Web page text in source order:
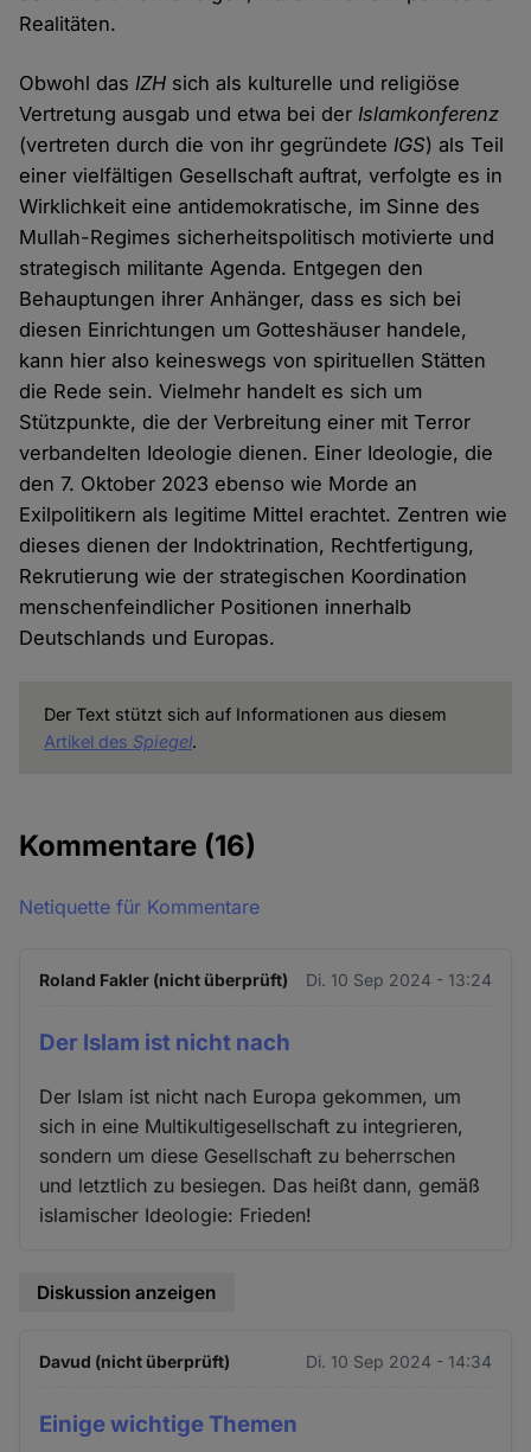
Realitäten.
Obwohl dasIZH sich als kulturelle und religiöse
Vertretung ausgab und etwa bei derIslamkonferenz
(vertreten durch die von ihr gegründeteIGS) als Teil
einer vielfältigen Gesellschaft auftrat, verfolgte es in
Wirklichkeit eine antidemokratische, im Sinne des
Mullah-Regimes sicherheitspolitisch motivierte und
strategisch militante Agenda. Entgegen den
Behauptungen ihrer Anhänger, dass es sich bei
diesen Einrichtungen um Gotteshäuser handele,
kann hier also keineswegs von spirituellen Stätten
die Rede sein. Vielmehr handelt es sich um
Stützpunkte, die der Verbreitung einer mit Terror
verbandelten Ideologie dienen. Einer Ideologie, die
den 7. Oktober 2023 ebenso wie Morde an
Exilpolitikern als legitime Mittel erachtet. Zentren wie
dieses dienen der Indoktrination, Rechtfertigung,
Rekrutierung wie der strategischen Koordination
menschenfeindlicher Positionen innerhalb
Deutschlands und Europas.
Der Text stützt sich auf Informationen aus diesem
Artikel des Spiegel.
Kommentare (16)
Netiquette für Kommentare
Roland Fakler (nicht überprüft) Di. 10 Sep 2024 - 13:24
Der Islam ist nicht nach
Der Islam ist nicht nach Europa gekommen, um
sich in eine Multikultigesellschaft zu integrieren,
sondern um diese Gesellschaft zu beherrschen
und letztlich zu besiegen. Das heißt dann, gemäß
islamischer Ideologie: Frieden!
Diskussion anzeigen
Davud (nicht überprüft) Di. 10 Sep 2024 - 14:34
Einige wichtige Themen